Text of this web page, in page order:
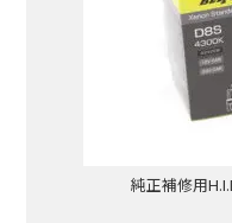
純正補修用